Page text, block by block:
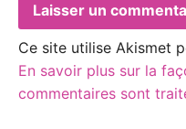
Ce site utilise Akismet
En savoir plus sur la
commentaires sont